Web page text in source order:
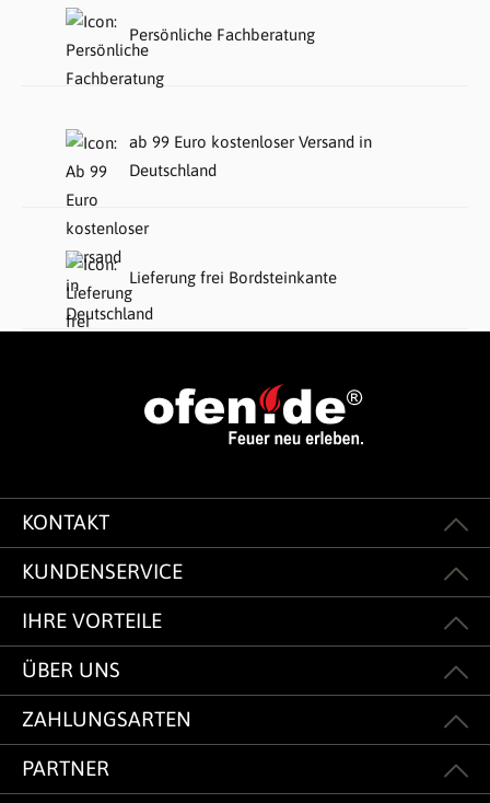
Persönliche Fachberatung
ab 99 Euro kostenloser Versand in
Deutschland
Lieferung frei Bordsteinkante
KONTAKT
KUNDENSERVICE
IHRE VORTEILE
ÜBER UNS
ZAHLUNGSARTEN
PARTNER